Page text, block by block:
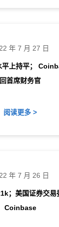
平上持平；
回首席财务官
年 7 月 27 日
阅读更多 >
；美国证券交易
Coinbase
年 7 月 26 日